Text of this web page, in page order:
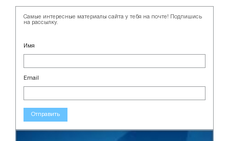
Самые интересные материалы сайта у тебя на почте! Подпишись
на рассылку.
Имя
Email
Отправить